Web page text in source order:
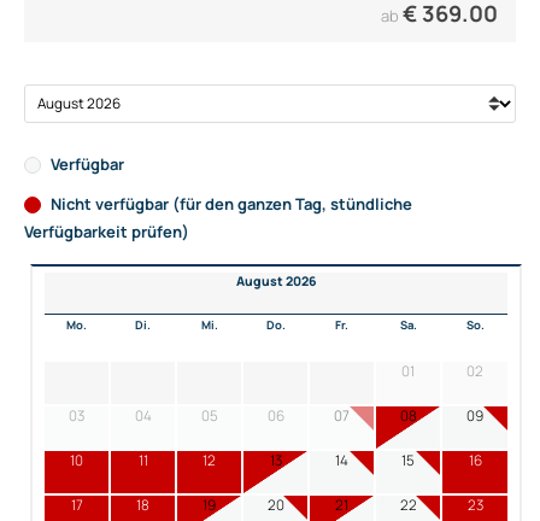
ab € 369.00
Verfügbar
Nicht verfügbar (für den ganzen Tag, stündliche
Verfügbarkeit prüfen)
August 2026
Mo. Di. Mi. Do. Fr. Sa. So.
01 02
03 04 05 06 07 08 09
10 11 12 13 14 15 16
17 18 19 20 21 22 23